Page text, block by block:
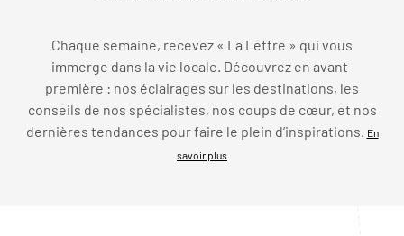
Chaque semaine, recevez « La Lettre » qui vous
immerge dans la vie locale. Découvrez en avant-
première : nos éclairages sur les destinations, les
conseils de nos spécialistes, nos coups de cœur, et nos
dernières tendances pour faire le plein d’inspirations.
En
savoir plus